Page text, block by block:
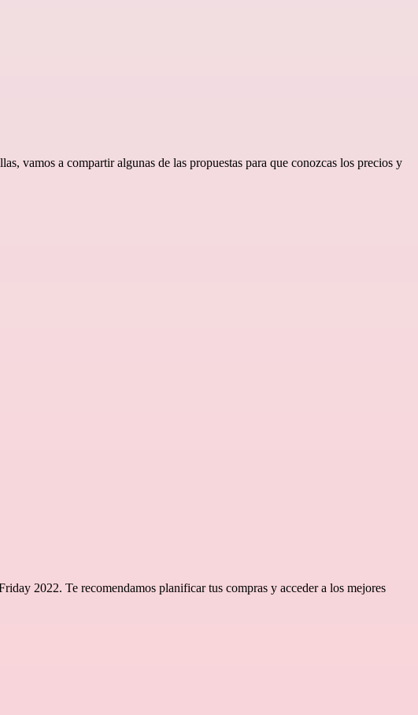
vamos a compartir algunas de las propuestas para que conozcas los precios y
2022. Te recomendamos planificar tus compras y acceder a los mejores